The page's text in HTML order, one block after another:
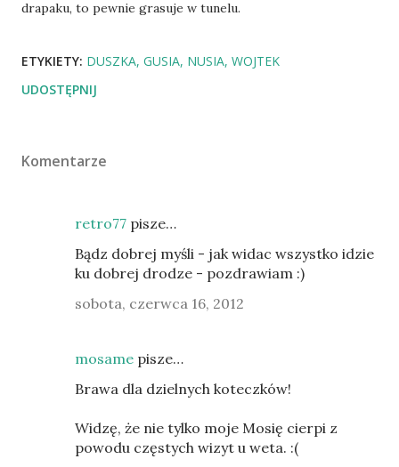
drapaku, to pewnie grasuje w tunelu.
ETYKIETY: DUSZKA GUSIA NUSIA WOJTEK
UDOSTĘPNIJ
Komentarze
retro77 pisze…
Bądz dobrej myśli - jak widac wszystko idzie
ku dobrej drodze - pozdrawiam :)
sobota, czerwca 16, 2012
mosame pisze…
Brawa dla dzielnych koteczków!
Widzę, że nie tylko moje Mosię cierpi z
powodu częstych wizyt u weta. :(